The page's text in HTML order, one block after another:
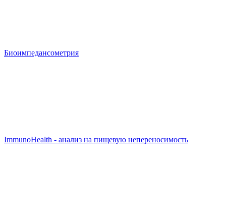
Биоимпедансометрия
ImmunoHealth - анализ на пищевую непереносимость